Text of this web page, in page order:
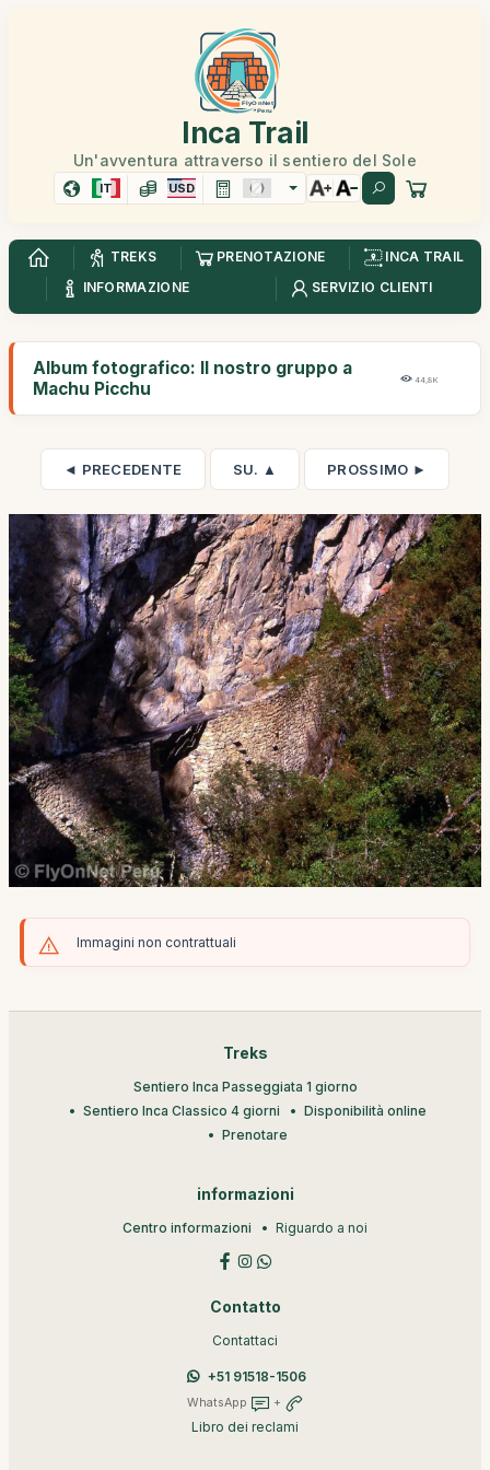
Inca Trail
Un'avventura attraverso il sentiero del Sole
IT USD
TREKS PRENOTAZIONE
INCA TRAIL
INFORMAZIONE
SERVIZIO CLIENTI
Album fotografico: Il nostro gruppo a
Machu Picchu
44,8K
◄ PRECEDENTE SU. ▲ PROSSIMO ►
Immagini non contrattuali
Treks
Sentiero Inca Passeggiata 1 giorno
Sentiero Inca Classico 4 giorni
Disponibilità online
Prenotare
informazioni
Centro informazioni Riguardo a noi
Contatto
Contattaci
+51 91518-1506
WhatsApp +
Libro dei reclami